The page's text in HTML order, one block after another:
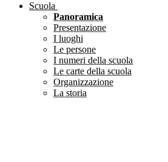
Scuola
Panoramica
Presentazione
I luoghi
Le persone
I numeri della scuola
Le carte della scuola
Organizzazione
La storia